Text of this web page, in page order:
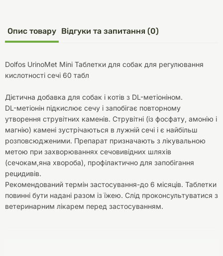
Опис товару Відгуки та запитання (0)
Dolfos UrinoMet Mini Таблетки для собак для регулювання
кислотності сечі 60 табл
Дієтична добавка для собак і котів з DL-метіоніном.
DL-метіонін підкислює сечу і запобігає повторному
утворення струвітних каменів. Струвітні (із фосфату, амонію і
магнію) камені зустрічаються в лужній сечі і є найбільш
розповсюдженими. Препарат призначають з лікувальною
метою при захворюваннях сечовивідних шляхів
(сечокам,яна хвороба), профілактично для запобігання
рецидивів.
Рекомендований термін застосування-до 6 місяців. Таблетки
повинні бути надані разом із їжею. Слід проконсультуватися з
ветеринарним лікарем перед застосуванням.